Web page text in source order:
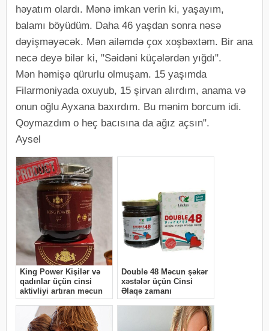
həyatım olardı. Mənə imkan verin ki, yaşayım,
balamı böyüdüm. Daha 46 yaşdan sonra nəsə
dəyişməyəcək. Mən ailəmdə çox xoşbəxtəm. Bir ana
necə deyə bilər ki, "Səidəni küçələrdən yığdı".
Mən həmişə qürurlu olmuşam. 15 yaşımda
Filarmoniyada oxuyub, 15 şirvan alırdım, anama və
onun oğlu Ayxana baxırdım. Bu mənim borcum idi.
Qoymazdım o heç bacısına da ağız açsın".
Aysel